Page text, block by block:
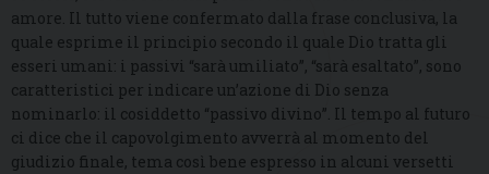
amore. Il tutto viene confermato dalla frase conclusiva, la
quale esprime il principio secondo il quale Dio tratta gli
esseri umani: i passivi “sarà umiliato”, “sarà esaltato”, sono
caratteristici per indicare un’azione di Dio senza
nominarlo: il cosiddetto “passivo divino”. Il tempo al futuro
ci dice che il capovolgimento avverrà al momento del
giudizio finale, tema così bene espresso in alcuni versetti